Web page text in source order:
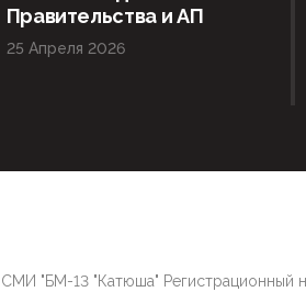
Правительства и АП
25 Апреля 2026
СМИ "БМ-13 "Катюша"